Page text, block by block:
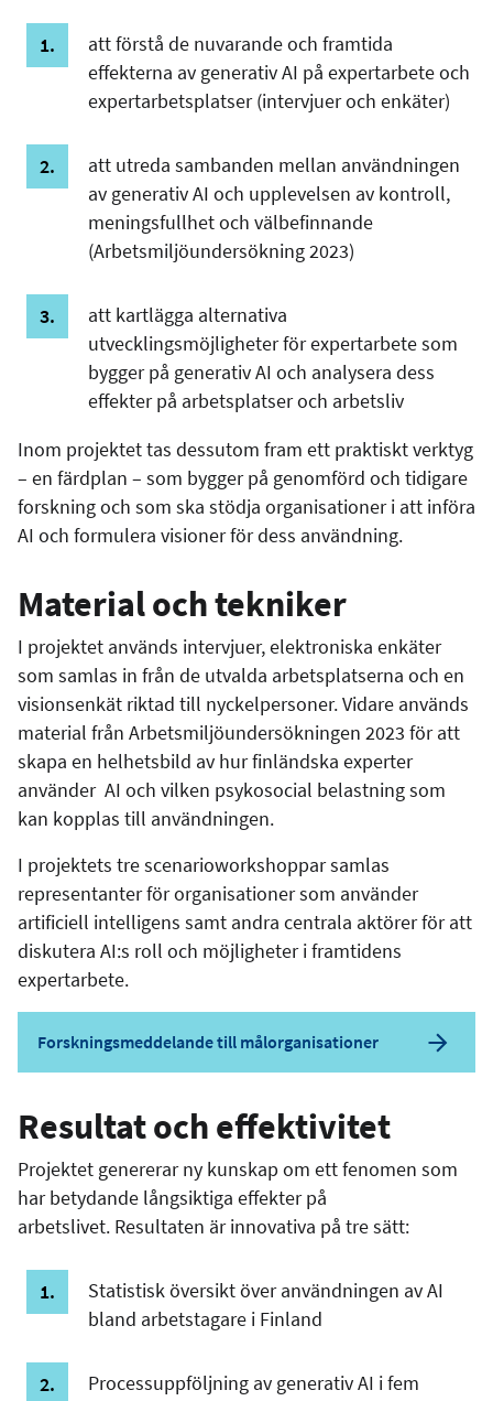
att förstå de nuvarande och framtida
effekterna av generativ AI på expertarbete och
expertarbetsplatser (intervjuer och enkäter)
att utreda sambanden mellan användningen
av generativ AI och upplevelsen av kontroll,
meningsfullhet och välbefinnande
(Arbetsmiljöundersökning 2023)
att kartlägga alternativa
utvecklingsmöjligheter för expertarbete som
bygger på generativ AI och analysera dess
effekter på arbetsplatser och arbetsliv
Inom projektet tas dessutom fram ett praktiskt verktyg
– en färdplan – som bygger på genomförd och tidigare
forskning och som ska stödja organisationer i att införa
AI och formulera visioner för dess användning.
Material och tekniker
I projektet används intervjuer, elektroniska enkäter
som samlas in från de utvalda arbetsplatserna och en
visionsenkät riktad till nyckelpersoner. Vidare används
material från Arbetsmiljöundersökningen 2023 för att
skapa en helhetsbild av hur finländska experter
använder AI och vilken psykosocial belastning som
kan kopplas till användningen.
I projektets tre scenarioworkshoppar samlas
representanter för organisationer som använder
artificiell intelligens samt andra centrala aktörer för att
diskutera AI:s roll och möjligheter i framtidens
expertarbete.
Forskningsmeddelande till målorganisationer
Resultat och effektivitet
Projektet genererar ny kunskap om ett fenomen som
har betydande långsiktiga effekter på
arbetslivet. Resultaten är innovativa på tre sätt:
Statistisk översikt över användningen av AI
bland arbetstagare i Finland
Processuppföljning av generativ AI i fem